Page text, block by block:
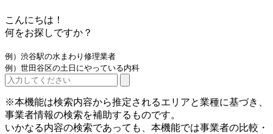
こんにちは！
何をお探しですか？
例）渋谷駅の水まわり修理業者
例）世田谷区の土日にやっている内科
※本機能は検索内容から推定されるエリアと業種に基づき、
事業者情報の検索を補助するものです。
いかなる内容の検索であっても、本機能では事業者の比較・